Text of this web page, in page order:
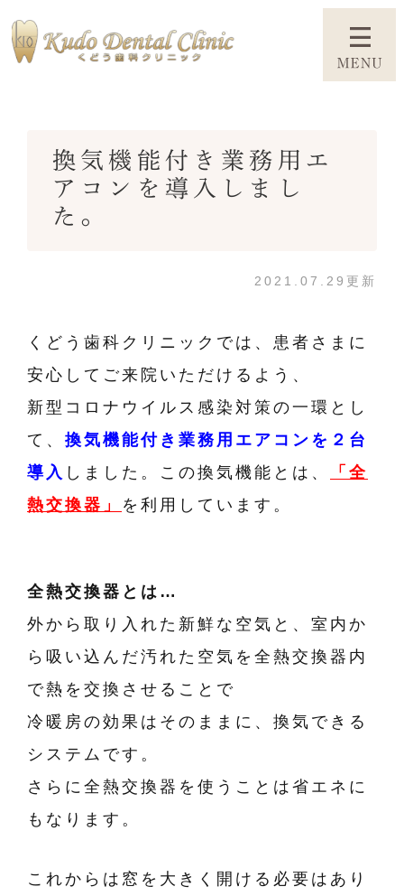
換気機能付き業務用エ
アコンを導入しまし
た。
2021.07.29更新
くどう歯科クリニックでは、患者さまに
安心してご来院いただけるよう、
新型コロナウイルス感染対策の一環とし
て、 換気機能付き業務用エアコンを２台
導入 しました。この換気機能とは、
「全
熱交換器」 を利用しています。
全熱交換器とは…
外から取り入れた新鮮な空気と、室内か
ら吸い込んだ汚れた空気を全熱交換器内
で熱を交換させることで
冷暖房の効果はそのままに、換気できる
システムです。
さらに全熱交換器を使うことは省エネに
もなります。
これからは窓を大きく開ける必要はあり